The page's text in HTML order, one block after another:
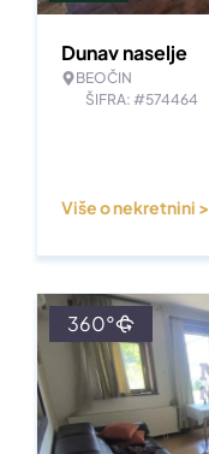
Dunav naselje
BEOČIN
ŠIFRA: #574464
Više o nekretnini >
360°